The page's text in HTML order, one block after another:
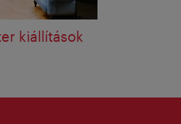
kiállítások